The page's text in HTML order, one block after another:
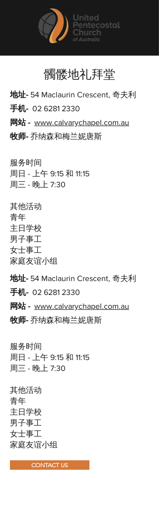
髑髅地礼拜堂
地址- 54 Maclaurin Crescent, 奇夫利
手机- 02 6281 2330
网站 - www.calvarychapel.com.au
牧师- 乔纳森和梅兰妮唐斯
服务时间
周日 - 上午 9:15 和 11:15
周三 - 晚上 7:30
其他活动
青年
主日学校
男子事工
女士事工
家庭友谊小组
地址- 54 Maclaurin Crescent, 奇夫利
手机- 02 6281 2330
网站 - www.calvarychapel.com.au
牧师- 乔纳森和梅兰妮唐斯
服务时间
周日 - 上午 9:15 和 11:15
周三 - 晚上 7:30
其他活动
青年
主日学校
男子事工
女士事工
家庭友谊小组
CONTACT US